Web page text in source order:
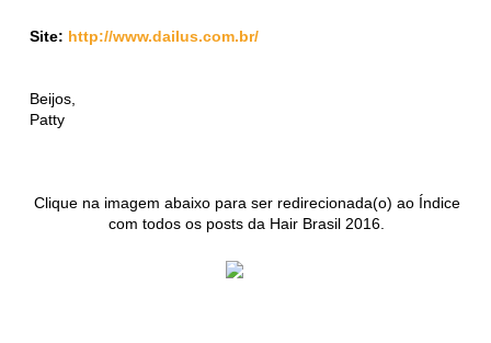
Site: http://www.dailus.com.br/
Beijos,
Patty
Clique na imagem abaixo para ser redirecionada(o) ao Índice
com todos os posts da Hair Brasil 2016.